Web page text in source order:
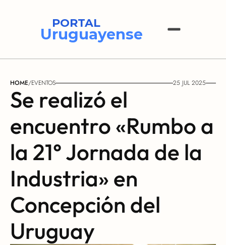
PORTAL
Uruguayense
HOME/EVENTOS 25 JUL 2025
Se realizó el
encuentro «Rumbo a
la 21° Jornada de la
Industria» en
Concepción del
Uruguay